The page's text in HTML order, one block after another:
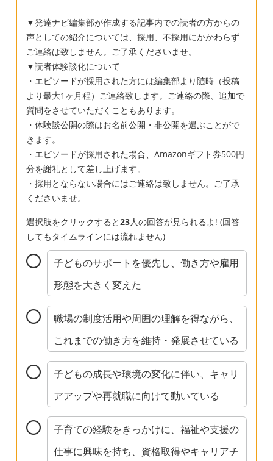
▼発達ナビ編集部が作成する記事内での読者の方からの
声としての紹介については、採用、不採用にかかわらず
ご連絡は致しません。ご了承くださいませ。
▼読者体験談化について
・エピソードが採用された方には編集部より随時（投稿
より最大1ヶ月程）ご連絡致します。ご連絡の際、追加で
質問をさせていただくこともあります。
・体験談公開の際はお名前公開・非公開を選ぶことがで
きます。
・エピソードが採用された場合、Amazonギフト券500円
分を謝礼として差し上げます。
・採用とならない場合にはご連絡は致しません。ご了承
くださいませ。
選択肢をクリックすると23人の回答が見られるよ! (回答
してもタイムラインには流れません)
子どものサポートを優先し、働き方や雇用
形態を大きく変えた
職場の制度活用や周囲の理解を得ながら、
これまでの働き方を維持・発展させている
子どもの成長や環境の変化に伴い、キャリ
アアップや再就職に向けて動いている
子育ての経験をきっかけに、福祉や支援の
仕事に興味を持ち、資格取得やキャリアチ